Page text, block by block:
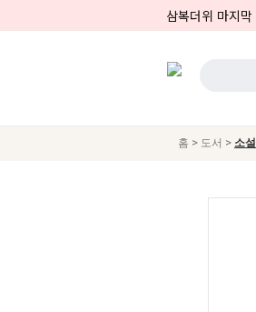
삼복더위 마지막
홈 > 도서 > 소설